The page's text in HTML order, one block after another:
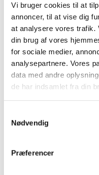
Vi bruger cookies til at
annoncer, til at vise dig
at analysere vores trafik.
din brug af vores
for sociale medier,
analysepartnere. Vores
data med andre
de har indsamlet fra din
Nødvendig
Præferencer
Ifølge artiklen WTF
økonomiske
mod de seneste
kraftfuld AI er ved at